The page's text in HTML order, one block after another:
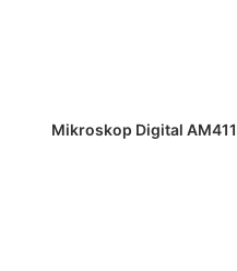
DAPATKAN
Mikroskop Digital